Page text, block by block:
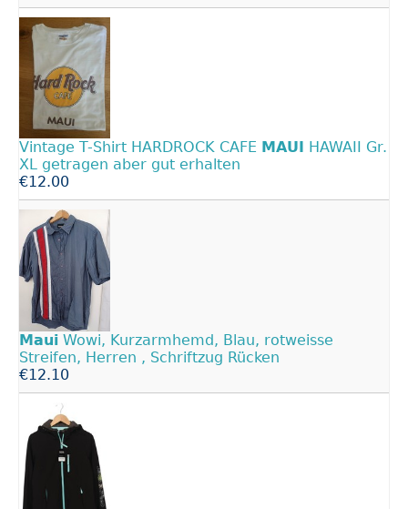
Vintage T-Shirt HARDROCK CAFE MAUI
HAWAII Gr.
XL getragen aber gut erhalten
€12.00
Maui Wowi, Kurzarmhemd, Blau, rotweisse
Streifen, Herren , Schriftzug Rücken
€12.10